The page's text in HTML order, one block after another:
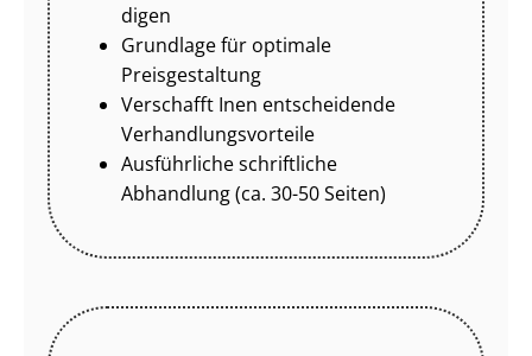
di­gen
Grundlage für optimale
Preisgestaltung
Verschafft Inen entscheidende
Ver­hand­lungs­vor­tei­le
Ausführliche schriftliche
Abhandlung (ca. 30-50 Seiten)